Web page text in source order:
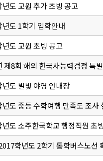
도 교원 추가 초빙 공고
년도 1학기 입학안내
도 교원 초빙 공고
제8회 해외 한국사능력검정 특
년도 별빛 야영 안내장
도 중등 수학여행 만족도 조사
년도 소주한국학교 행정직원 초
학년도 2학기 통학버스노선